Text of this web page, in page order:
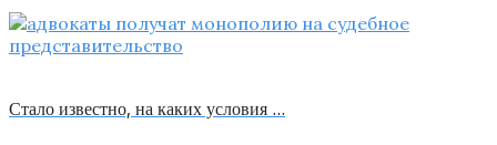
Стало известно, на каких условия …